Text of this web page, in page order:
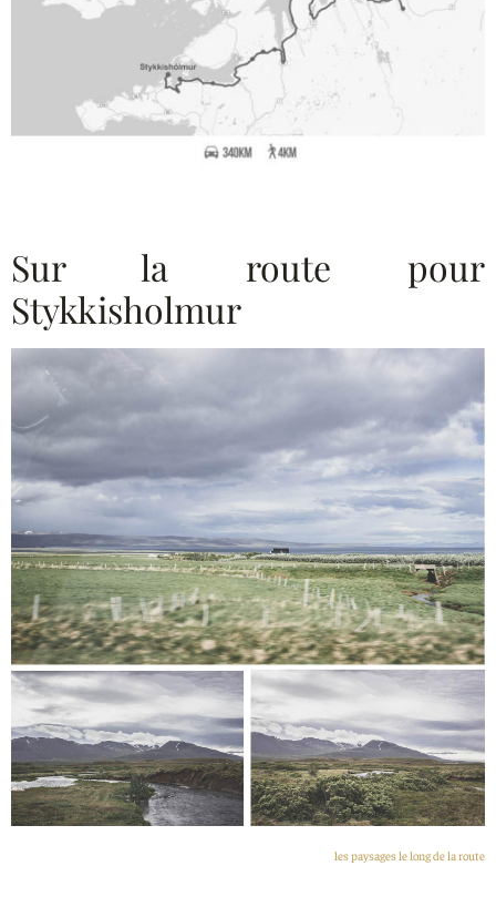
Sur la route pour
Stykkisholmur
les paysages le long de la route